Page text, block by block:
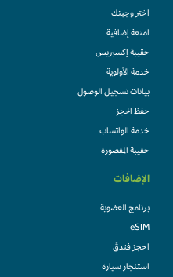
اختر وجبتك
امتعة إضافية
حقيبة إكسبريس
خدمة الأولوية
بيانات تسجيل الوصول
حفظ الحجز
خدمة الواتساب
حقيبة المقصورة
الإضافات
برنامج العضوية
eSIM
احجز فندقً
استئجار سيارة